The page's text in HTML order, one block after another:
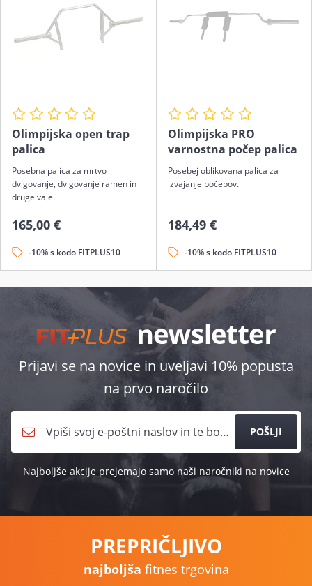
Olimpijska open trap
palica
Posebna palica za mrtvo
dvigovanje, dvigovanje ramen in
druge vaje.
165,00 €
-10% s kodo FITPLUS10
Olimpijska PRO
varnostna počep palica
Posebej oblikovana palica za
izvajanje počepov.
184,49 €
-10% s kodo FITPLUS10
Prijavi se na novice in uveljavi 10% popusta
na prvo naročilo
POŠLJI
Najboljše akcije prejemajo samo naši naročniki na novice
PREPRIČLJIVO
najboljša fitnes trgovina